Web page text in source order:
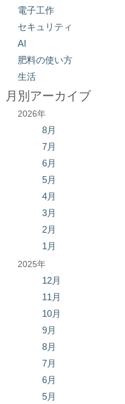
電子工作
セキュリティ
AI
肥料の使い方
生活
月別アーカイブ
2026年
8月
7月
6月
5月
4月
3月
2月
1月
2025年
12月
11月
10月
9月
8月
7月
6月
5月